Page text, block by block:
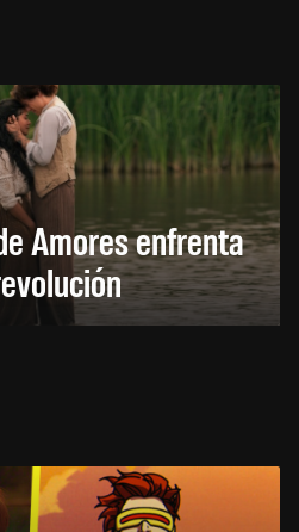
Amores enfrenta